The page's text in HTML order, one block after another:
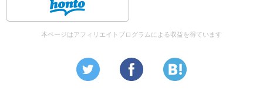
本ページはアフィリエイトプログラムによる収益を得ています